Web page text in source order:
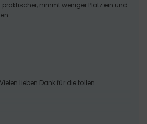
nimmt weniger Platz ein und
lieben Dank für die tollen